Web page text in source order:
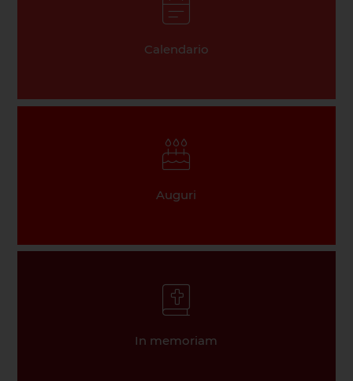
Calendario
Auguri
In memoriam